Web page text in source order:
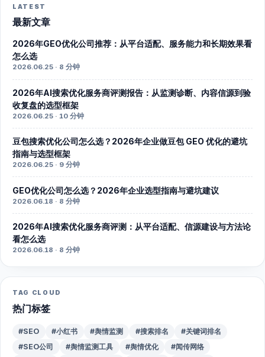
LATEST
最新文章
2026年GEO优化公司推荐：从平台适配、服务能力和长期效果看
怎么选
2026.06.25 · 8 分钟
2026年AI搜索优化服务商评测报告：从监测诊断、内容信源到验
收复盘的选型框架
2026.06.25 · 10 分钟
豆包搜索优化公司怎么选？2026年企业做豆包 GEO 优化的避坑
指南与选型框架
2026.06.25 · 9 分钟
GEO优化公司怎么选？2026年企业选型指南与避坑建议
2026.06.18 · 8 分钟
2026年AI搜索优化服务商评测：从平台适配、信源建设与方法论
看怎么选
2026.06.18 · 8 分钟
TAG CLOUD
热门标签
#SEO #小红书 #舆情监测 #搜索排名
#关键词排名
#SEO公司
#舆情监测工具 #舆情优化
#闻传网络